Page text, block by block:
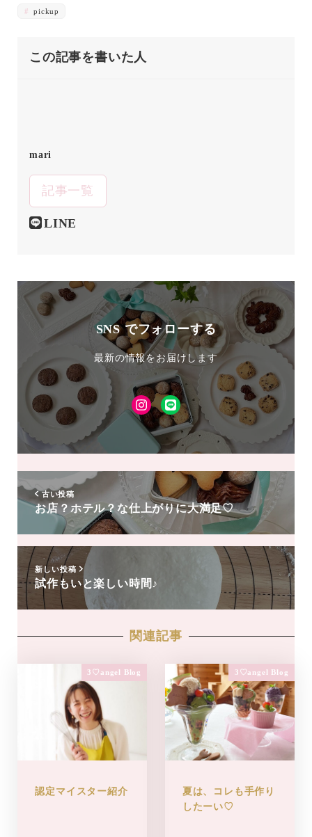
pickup
この記事を書いた人
mari
記事一覧
LINE
SNS でフォローする
最新の情報をお届けします
Instagram
LINE
友
達
追
加
古い投稿
お店？ホテル？な仕上がりに大満足♡
新しい投稿
試作もいと楽しい時間♪
関連記事
3♡angel Blog
認定マイスター紹介
3♡angel Blog
夏は、コレも手作り
したーい♡